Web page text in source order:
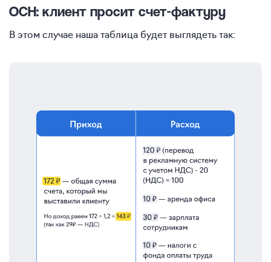
ОСН: клиент просит счет-фактуру
В этом случае наша таблица будет выглядеть так: